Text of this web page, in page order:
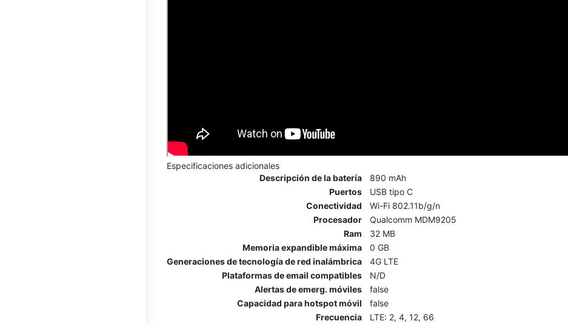
Especificaciones adicionales
Descripción de la batería
890 mAh
Puertos
USB tipo C
Conectividad
Wi-Fi 802.11b/g/n
Procesador
Qualcomm MDM9205
Ram
32 MB
Memoria expandible máxima
0 GB
Generaciones de tecnología de red inalámbrica
4G LTE
Plataformas de email compatibles
N/D
Alertas de emerg. móviles
false
Capacidad para hotspot móvil
false
Frecuencia
LTE: 2, 4, 12, 66